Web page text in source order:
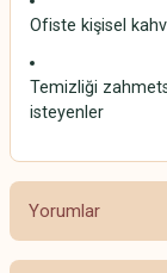
Ofiste kişisel
Temizliği
isteyenler
Yorumlar